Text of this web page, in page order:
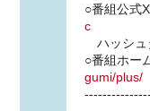
○番組公式
c
ハッシュ
○番組ホー
gumi/plus/